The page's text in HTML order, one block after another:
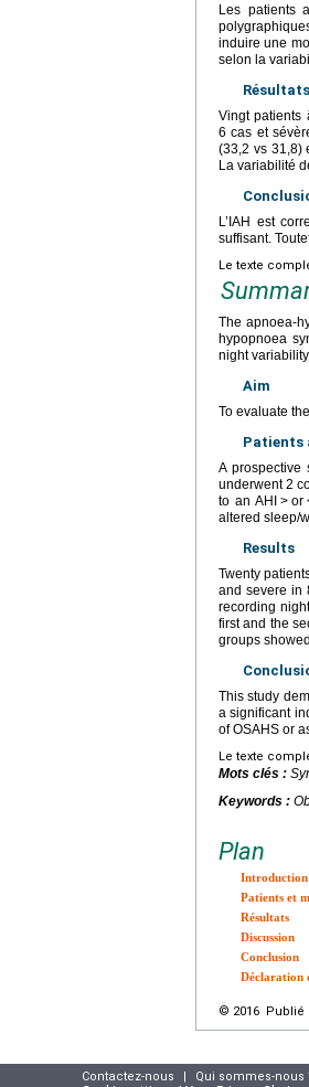
Les patients
induire une
selon la
Résultats
Vingt patients
6 cas et
(33,2 vs 31,8)
La variabilité
L’IAH est
suffisant.
Le texte
The apnoea-
hypopnoea
night variability.
Aim
To evaluate
Patients
A prospective
underwent 2
to an AHI > or
altered sleep/
Results
Twenty
and severe in
recording
first and the
groups
This study
a significant
of OSAHS or
Le texte
Mots clés :
Keywords :
Plan
Introduction
Patients et
Résultats
Discussion
Conclusion
Déclaration
© 2016 Publié
Contactez-nous | Qui sommes-nous